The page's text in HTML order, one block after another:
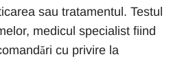
sau tratamentul. Testul
medicul specialist fiind
cu privire la